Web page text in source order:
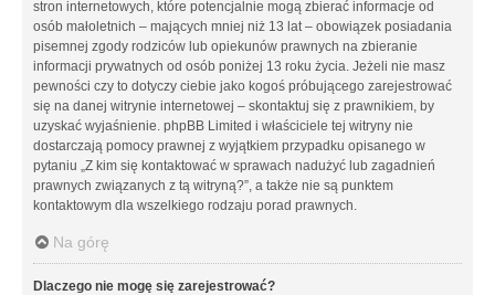
stron internetowych, które potencjalnie mogą zbierać informacje od
osób małoletnich – mających mniej niż 13 lat – obowiązek posiadania
pisemnej zgody rodziców lub opiekunów prawnych na zbieranie
informacji prywatnych od osób poniżej 13 roku życia. Jeżeli nie masz
pewności czy to dotyczy ciebie jako kogoś próbującego zarejestrować
się na danej witrynie internetowej – skontaktuj się z prawnikiem, by
uzyskać wyjaśnienie. phpBB Limited i właściciele tej witryny nie
dostarczają pomocy prawnej z wyjątkiem przypadku opisanego w
pytaniu „Z kim się kontaktować w sprawach nadużyć lub zagadnień
prawnych związanych z tą witryną?”, a także nie są punktem
kontaktowym dla wszelkiego rodzaju porad prawnych.
Na górę
Dlaczego nie mogę się zarejestrować?